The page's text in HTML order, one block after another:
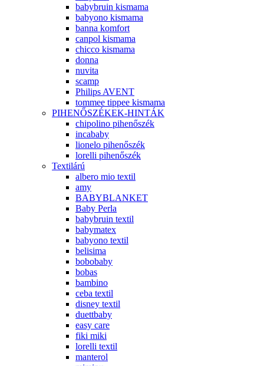
babybruin kismama
babyono kismama
banna komfort
canpol kismama
chicco kismama
donna
nuvita
scamp
Philips AVENT
tommee tippee kismama
PIHENŐSZÉKEK-HINTÁK
chipolino pihenőszék
incababy
lionelo pihenőszék
lorelli pihenőszék
Textilárú
albero mio textil
amy
BABYBLANKET
Baby Perla
babybruin textil
babymatex
babyono textil
belisima
bobobaby
bobas
bambino
ceba textil
disney textil
duettbaby
easy care
fiki miki
lorelli textil
manterol